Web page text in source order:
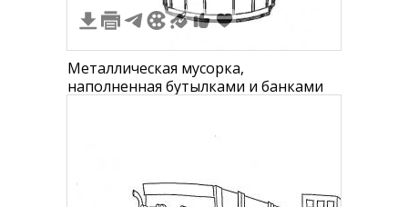
Металлическая мусорка,
наполненная бутылками и банками